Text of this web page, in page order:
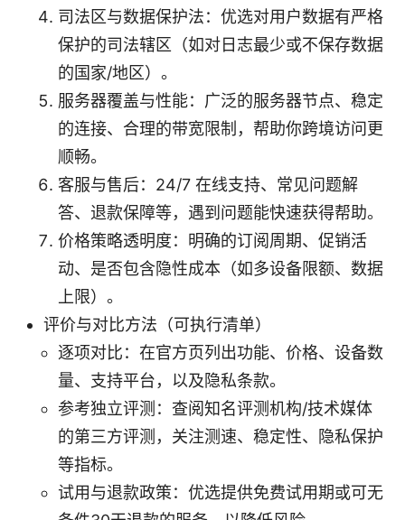
司法区与数据保护法：优选对用户数据有严格
保护的司法辖区（如对日志最少或不保存数据
的国家/地区）。
服务器覆盖与性能：广泛的服务器节点、稳定
的连接、合理的带宽限制，帮助你跨境访问更
顺畅。
客服与售后：24/7 在线支持、常见问题解
答、退款保障等，遇到问题能快速获得帮助。
价格策略透明度：明确的订阅周期、促销活
动、是否包含隐性成本（如多设备限额、数据
上限）。
评价与对比方法（可执行清单）
逐项对比：在官方页列出功能、价格、设备数
量、支持平台，以及隐私条款。
参考独立评测：查阅知名评测机构/技术媒体
的第三方评测，关注测速、稳定性、隐私保护
等指标。
试用与退款政策：优选提供免费试用期或可无